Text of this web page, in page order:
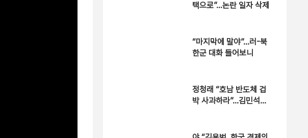
택으로”…논란 일자 삭제
“마지막에 말야”…러-북
한군 대화 들어보니
정청래 “호남 반도체 겁
박 사과하라”…김민석